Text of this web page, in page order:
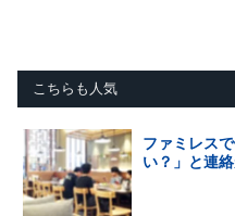
こちらも人気
ファミレス
い？」と連